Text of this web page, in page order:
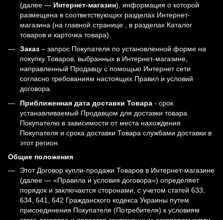
(далее — Интернет-магазин), информация о которой
размещена в соответствующих разделах Интернет-
магазина (на главной странице , в разделах Каталог
товаров и карточка товара).
Заказ – запрос Покупателя по установленной форме на
покупку Товаров, выбранных в Интернет-магазине,
направленный Продавцу с помощью Интернет сети
согласно требованиям настоящих Правил и условий
договора.
Приближенная дата доставки Товара - срок
устанавливаемый Продавцом для доставки товара
Покупателю в зависимости от места нахождения
Покупателя и срока доставки Товара службами доставки в
этот регион.
Общие положения
Этот Договор купли-продажи Товаров в Интернет-магазине
(далее — «Правила и условия договора») определяет
порядок и заключается сторонами, с учетом статей 633,
634, 641, 642 Гражданского кодекса Украины путем
присоединения Покупателя (Потребителя) к условиям